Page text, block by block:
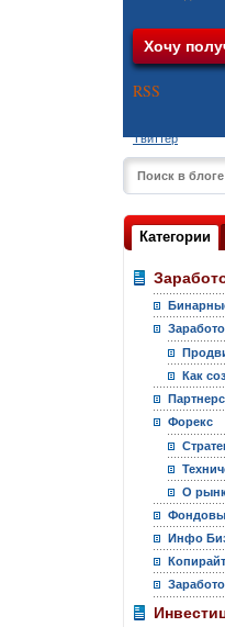
RSS
Твиттер
Категории
Как
Форекс
О
Инфо